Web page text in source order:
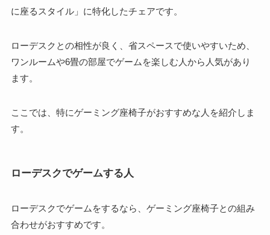
に座るスタイル」に特化したチェアです。
ローデスクとの相性が良く、省スペースで使いやすいため、
ワンルームや6畳の部屋でゲームを楽しむ人から人気があり
ます。
ここでは、特にゲーミング座椅子がおすすめな人を紹介しま
す。
ローデスクでゲームする人
ローデスクでゲームをするなら、ゲーミング座椅子との組み
合わせがおすすめです。